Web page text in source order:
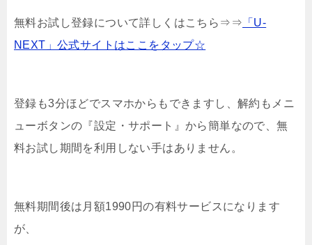
無料お試し登録について詳しくはこちら⇒⇒ 「U-
NEXT」公式サイトはここをタップ☆
登録も3分ほどでスマホからもできますし、解約もメニ
ューボタンの『設定・サポート』から簡単なので、無
料お試し期間を利用しない手はありません。
無料期間後は月額1990円の有料サービスになります
が、